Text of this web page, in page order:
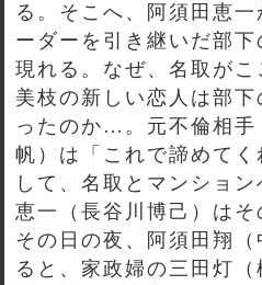
る。そこへ、阿須田恵
ーダーを引き継いだ部
現れる。なぜ、名取がこ
美枝の新しい恋人は部
ったのか…。元不倫相手
帆）は「これで諦めて
して、名取とマンショ
恵一（長谷川博己）はそ
その日の夜、阿須田翔
ると、家政婦の三田灯